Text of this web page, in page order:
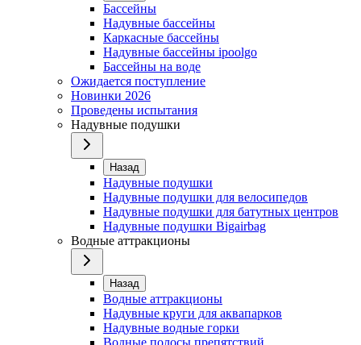
Бассейны
Надувные бассейны
Каркасные бассейны
Надувные бассейны ipoolgo
Бассейны на воде
Ожидается поступление
Новинки 2026
Проведены испытания
Надувные подушки
Назад
Надувные подушки
Надувные подушки для велосипедов
Надувные подушки для батутных центров
Надувные подушки Bigairbag
Водные аттракционы
Назад
Водные аттракционы
Надувные круги для аквапарков
Надувные водные горки
Водные полосы препятствий